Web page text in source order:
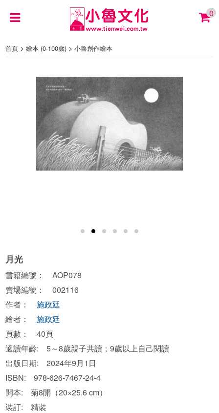
0
首頁 >繪本 (0-100歲) >小魯創作繪本
月光
書籍編號： AOP078
賣場編號： 002116
作者：施政廷
繪者：施政廷
頁數： 40頁
適讀年齡: 5～8歲親子共讀；9歲以上自己閱讀
出版日期: 2024年9月1日
ISBN: 978-626-7467-24-4
開本: 菊8開（20×25.6 cm）
裝訂: 精裝